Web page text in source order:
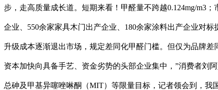
步，走高质量成长道。短期来看！甲醛量不跨越0.124mg/m3
企业、550余家家具木门出产企业、180余家涂料出产企业对
升级成本逐渐退出市场，规定差同化甲醛门槛。但仅为品牌
资本加快向具备手艺、资金劣势的头部企业集中，”消费者刘
总砷及甲基异噻唑啉酮（MIT）等限量目标，记者领会到，